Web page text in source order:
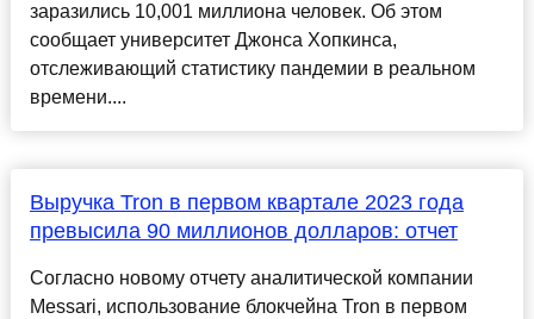
заразились 10,001 миллиона человек. Об этом
сообщает университет Джонса Хопкинса,
отслеживающий статистику пандемии в реальном
времени....
Выручка Tron в первом квартале 2023 года
превысила 90 миллионов долларов: отчет
Согласно новому отчету аналитической компании
Messari, использование блокчейна Tron в первом